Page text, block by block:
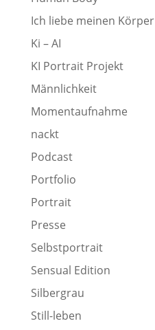
Ich liebe meinen Körper
Ki – AI
KI Portrait Projekt
Männlichkeit
Momentaufnahme
nackt
Podcast
Portfolio
Portrait
Presse
Selbstportrait
Sensual Edition
Silbergrau
Still-leben